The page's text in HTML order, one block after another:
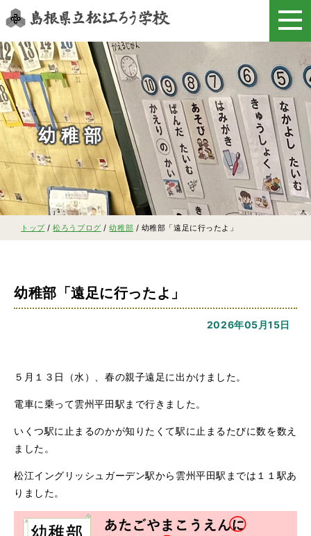
このページの本文へ
幼稚部
現
在
置：
トップ/松ろうブログ /幼稚部 / 幼稚部「遠足に行ったよ」
幼稚部「遠足に行ったよ」
2026年05月15日
５月１３日（水）、春の親子遠足に出かけました。
電車に乗って雲州平田駅まで行きました。
いくつ駅に止まるのかが知りたくて駅に止まるたびに数を数え
ました。
松江イングリッシュガーデン駅から雲州平田駅までは１１駅あ
りました。